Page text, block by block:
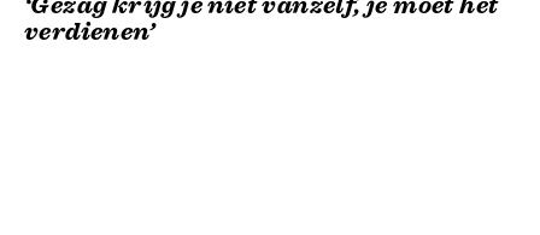
verdienen’